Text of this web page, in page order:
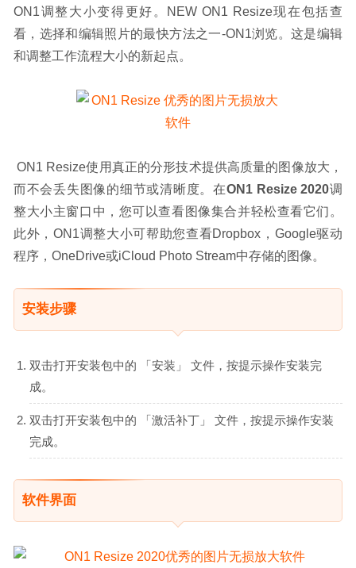
ON1调整大小变得更好。NEW ON1 Resize现在包括查
看，选择和编辑照片的最快方法之一-ON1浏览。这是编辑
和调整工作流程大小的新起点。
ON1 Resize使用真正的分形技术提供高质量的图像放大，
而不会丢失图像的细节或清晰度。在ON1 Resize 2020调
整大小主窗口中，您可以查看图像集合并轻松查看它们。
此外，ON1调整大小可帮助您查看Dropbox，Google驱动
程序，OneDrive或iCloud Photo Stream中存储的图像。
安装步骤
双击打开安装包中的 「安装」 文件，按提示操作安装完
成。
双击打开安装包中的 「激活补丁」 文件，按提示操作安装
完成。
软件界面